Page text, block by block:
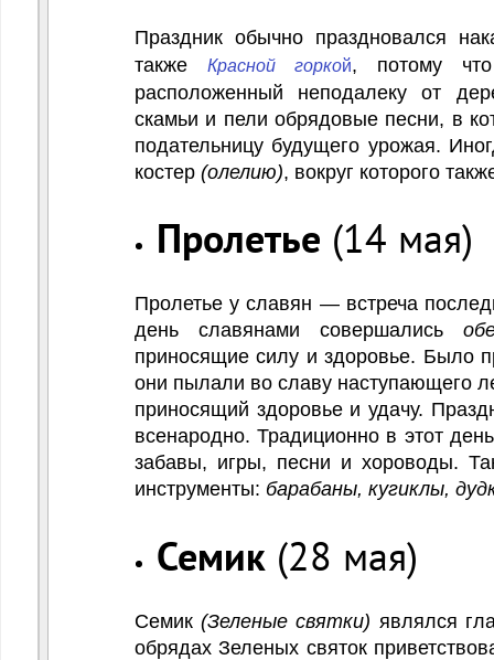
Праздник обычно праздновался
также Красной горкой, потому
расположенный неподалеку от
скамьи и пели обрядовые песни, в
подательницу будущего урожая.
костер (олелию), вокруг которого
Пролетье (14 мая)
Пролетье у славян — встреча
день славянами совершались
приносящие силу и здоровье. Было
они пылали во славу наступающего
приносящий здоровье и удачу.
всенародно. Традиционно в этот
забавы, игры, песни и хороводы.
инструменты: барабаны, кугиклы,
Семик(28 мая)
Семик(Зеленые святки) являлся
обрядах Зеленых святок